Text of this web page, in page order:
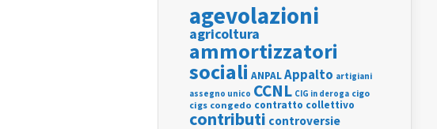
agevolazioni
agricoltura
ammortizzatori
sociali ANPALAppalto artigiani
assegno unico CCNL CIG in deroga cigo
cigs congedo contratto collettivo
contributi controversie